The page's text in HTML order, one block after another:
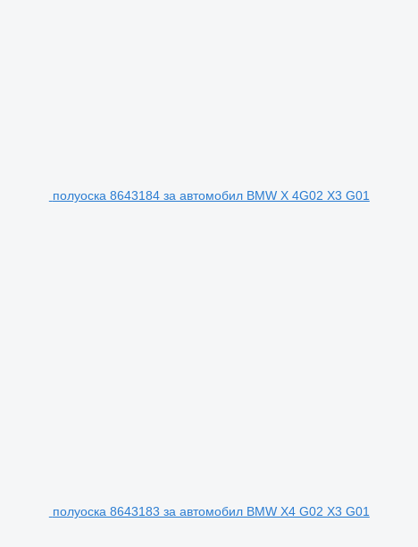
полуоска 8643184 за автомобил BMW X 4G02 X3 G01
полуоска 8643183 за автомобил BMW X4 G02 X3 G01